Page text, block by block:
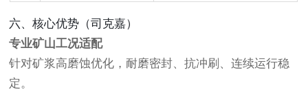
六、核心优势（司克嘉）
专业矿山工况适配
针对矿浆高磨蚀优化，耐磨密封、抗冲刷、连续运行稳
定。